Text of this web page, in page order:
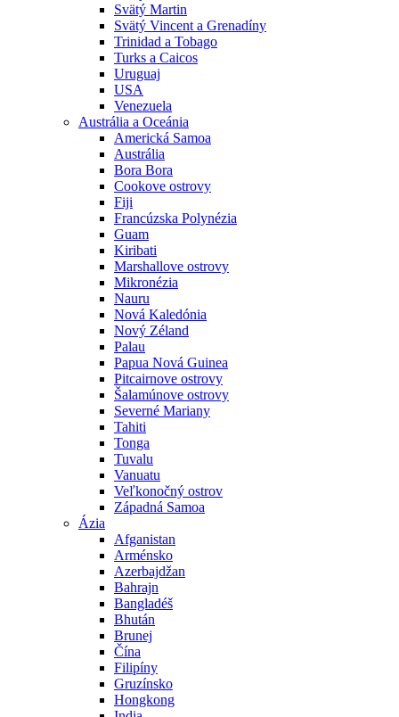
Svätý Martin
Svätý Vincent a Grenadíny
Trinidad a Tobago
Turks a Caicos
Uruguaj
USA
Venezuela
Austrália a Oceánia
Americká Samoa
Austrália
Bora Bora
Cookove ostrovy
Fiji
Francúzska Polynézia
Guam
Kiribati
Marshallove ostrovy
Mikronézia
Nauru
Nová Kaledónia
Nový Zéland
Palau
Papua Nová Guinea
Pitcairnove ostrovy
Šalamúnove ostrovy
Severné Mariany
Tahiti
Tonga
Tuvalu
Vanuatu
Veľkonočný ostrov
Západná Samoa
Ázia
Afganistan
Arménsko
Azerbajdžan
Bahrajn
Bangladéš
Bhután
Brunej
Čína
Filipíny
Gruzínsko
Hongkong